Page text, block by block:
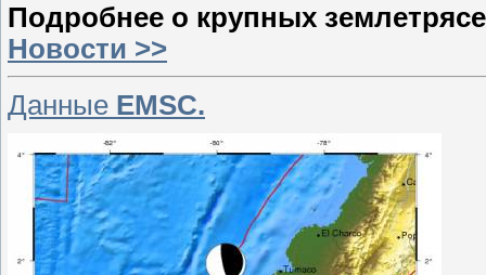
Подробнее о крупных
Новости >>
Данные EMSC.